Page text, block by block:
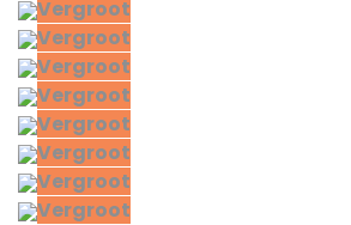
Vergroot
Vergroot
Vergroot
Vergroot
Vergroot
Vergroot
Vergroot
Vergroot